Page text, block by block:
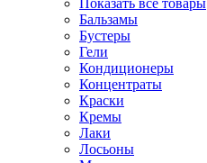
Показать все товары
Бальзамы
Бустеры
Гели
Кондиционеры
Концентраты
Краски
Кремы
Лаки
Лосьоны